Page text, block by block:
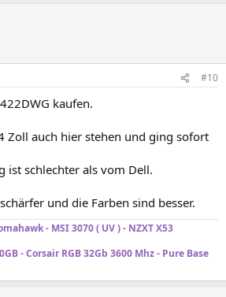
#10
kaufen.
Zoll auch hier stehen und ging sofort
ist schlechter als vom Dell.
und die Farben sind besser.
- MSI 3070 ( UV ) - NZXT X53
- Corsair RGB 32Gb 3600 Mhz - Pure Base